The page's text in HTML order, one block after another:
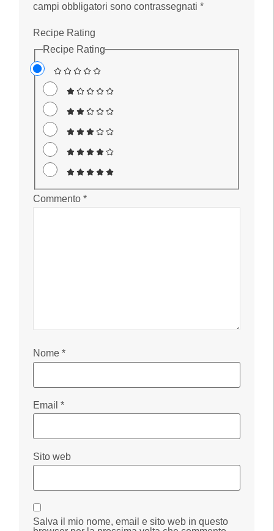
campi obbligatori sono contrassegnati*
Recipe Rating
Recipe Rating
Commento*
Nome*
Email*
Sito web
Salva il mio nome, email e sito web in questo